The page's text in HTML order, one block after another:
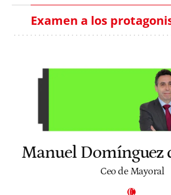
Examen a los
Manuel Domínguez
Ceo de Mayoral